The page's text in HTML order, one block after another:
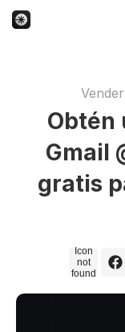
Obtén
Gmail
gratis
Icon
not
found